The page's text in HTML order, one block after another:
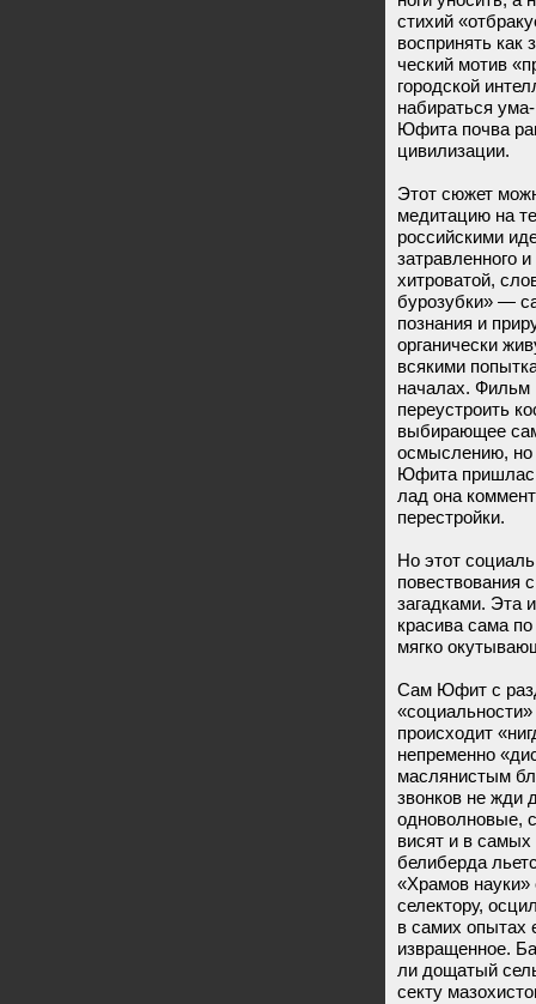
стихий
воспринять
ческий мотив
городской
набираться
Юфита почва
цивилизации.
Этот сюжет
медитацию на
российскими
затравленного
хитроватой,
бурозубки» —
познания и
органически
всякими
началах. Фильм
переустроить
выбирающее
осмыслению, но
Юфита
лад она
перестройки.
Но этот
повествования
загадками. Эта
красива сама
мягко
Сам Юфит с
происходит
непременно
маслянистым
звонков не жди
одноволновые,
висят и в самых
белиберда
«Храмов
селектору,
в самих опытах
извращенное.
ли дощатый
секту